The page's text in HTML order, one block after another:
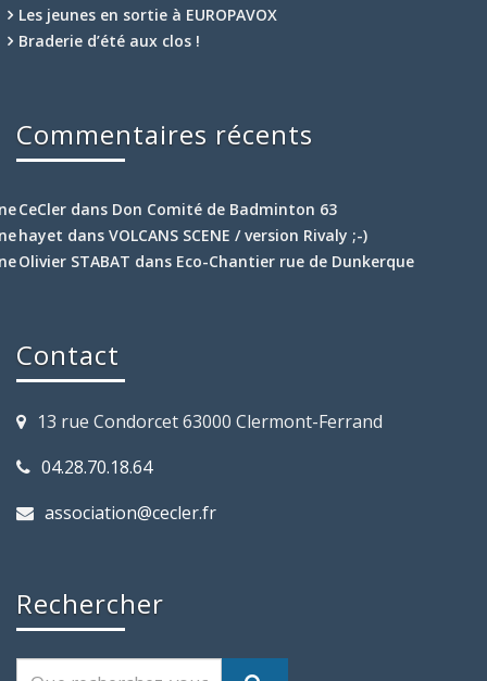
Les jeunes en sortie à EUROPAVOX
Braderie d’été aux clos !
Commentaires récents
CeCler dans Don Comité de Badminton 63
hayet dans VOLCANS SCENE / version Rivaly ;-)
Olivier STABAT dans Eco-Chantier rue de Dunkerque
Contact
13 rue Condorcet 63000 Clermont-Ferrand
04.28.70.18.64
association@cecler.fr
Rechercher